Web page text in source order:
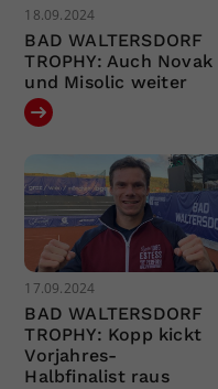
18.09.2024
BAD WALTERSDORF
TROPHY: Auch Novak
und Misolic weiter
17.09.2024
BAD WALTERSDORF
TROPHY: Kopp kickt
Vorjahres-
Halbfinalist raus